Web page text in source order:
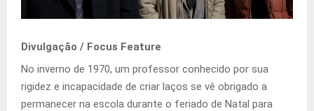
Divulgação / Focus Feature
No inverno de 1970, um professor conhecido por sua
rigidez e incapacidade de criar laços se vê obrigado a
permanecer na escola durante o feriado de Natal para